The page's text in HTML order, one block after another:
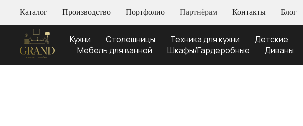
Каталог Производство Портфолио Партнёрам Контакты Блог
Кухни Столешницы Техника для кухни Детские
Мебель для ванной
Шкафы/Гардеробные Диваны